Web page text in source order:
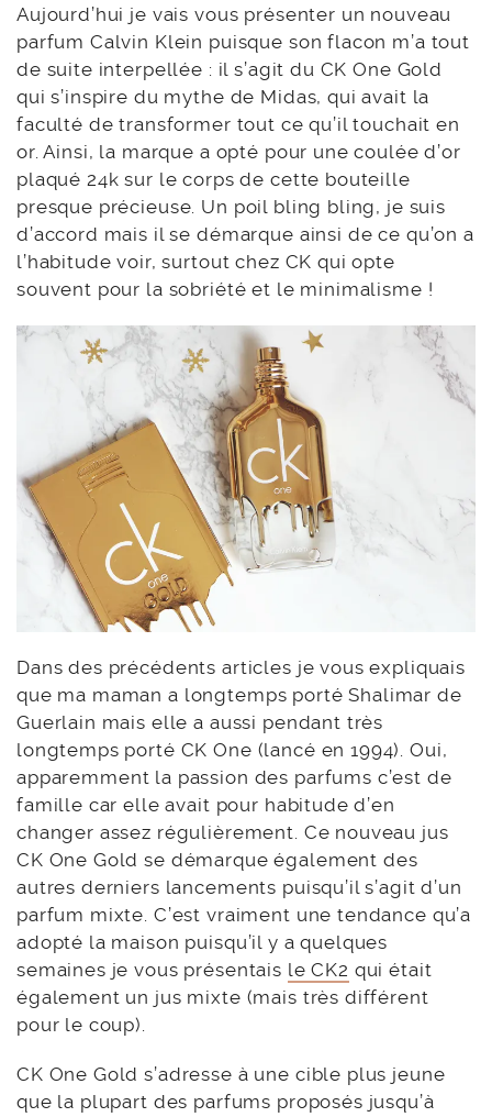
Aujourd’hui je vais vous présenter un nouveau
parfum Calvin Klein puisque son flacon m’a tout
de suite interpellée : il s’agit du CK One Gold
qui s’inspire du mythe de Midas, qui avait la
faculté de transformer tout ce qu’il touchait en
or. Ainsi, la marque a opté pour une coulée d’or
plaqué 24k sur le corps de cette bouteille
presque précieuse. Un poil bling bling, je suis
d’accord mais il se démarque ainsi de ce qu’on a
l’habitude voir, surtout chez CK qui opte
souvent pour la sobriété et le minimalisme !
Dans des précédents articles je vous expliquais
que ma maman a longtemps porté Shalimar de
Guerlain mais elle a aussi pendant très
longtemps porté CK One (lancé en 1994). Oui,
apparemment la passion des parfums c’est de
famille car elle avait pour habitude d’en
changer assez régulièrement. Ce nouveau jus
CK One Gold se démarque également des
autres derniers lancements puisqu’il s’agit d’un
parfum mixte. C’est vraiment une tendance qu’a
adopté la maison puisqu’il y a quelques
semaines je vous présentais le CK2 qui était
également un jus mixte (mais très différent
pour le coup).
CK One Gold s’adresse à une cible plus jeune
que la plupart des parfums proposés jusqu’à